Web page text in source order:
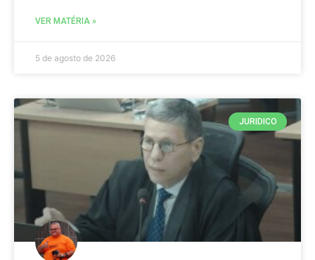
VER MATÉRIA »
5 de agosto de 2026
JURIDICO